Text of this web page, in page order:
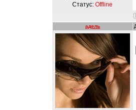
Статус: Offline
адель